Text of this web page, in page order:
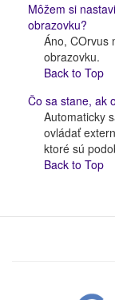
Môžem si
obrazovku?
Áno, COrvus
obrazovku.
Back to Top
Čo sa stane, ak
Automaticky
ovládať
ktoré sú
Back to Top